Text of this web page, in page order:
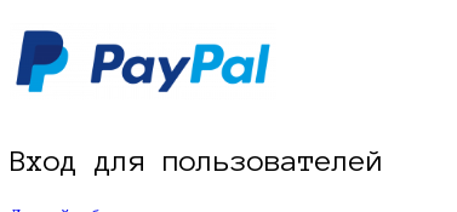
Вход для пользователей